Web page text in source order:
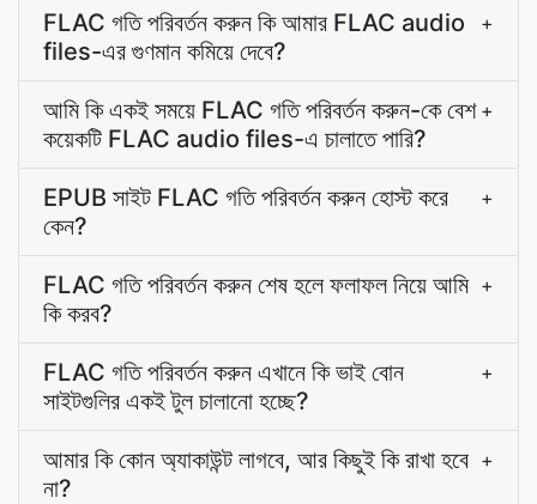
FLAC গতি পরিবর্তন করুন কি আমার FLAC audio
files-এর গুণমান কমিয়ে দেবে?
+
আমি কি একই সময়ে FLAC গতি পরিবর্তন করুন-কে বেশ
কয়েকটি FLAC audio files-এ চালাতে পারি?
+
EPUB সাইট FLAC গতি পরিবর্তন করুন হোস্ট করে
কেন?
+
FLAC গতি পরিবর্তন করুন শেষ হলে ফলাফল নিয়ে আমি
কি করব?
+
FLAC গতি পরিবর্তন করুন এখানে কি ভাই বোন
সাইটগুলির একই টুল চালানো হচ্ছে?
+
আমার কি কোন অ্যাকাউন্ট লাগবে, আর কিছুই কি রাখা হবে
না?
+